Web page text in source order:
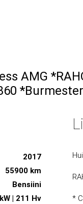
AMG
2017
55900 km
Bensiini
| 211 Hv
*